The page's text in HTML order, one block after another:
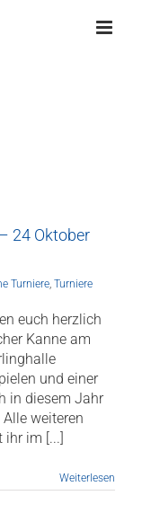
24 Oktober
Turniere, Turniere
euch herzlich
Kanne am
und einer
in diesem Jahr
weiteren
ihr im [...]
Weiterlesen